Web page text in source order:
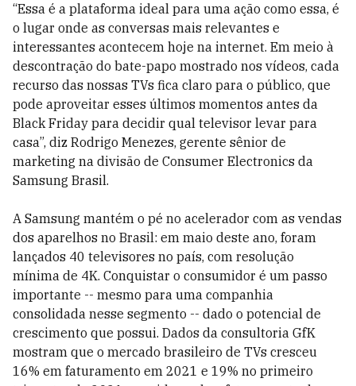
“Essa é a plataforma ideal para uma ação como essa, é
o lugar onde as conversas mais relevantes e
interessantes acontecem hoje na internet. Em meio à
descontração do bate-papo mostrado nos vídeos, cada
recurso das nossas TVs fica claro para o público, que
pode aproveitar esses últimos momentos antes da
Black Friday para decidir qual televisor levar para
casa”, diz Rodrigo Menezes, gerente sênior de
marketing na divisão de Consumer Electronics da
Samsung Brasil.
A Samsung mantém o pé no acelerador com as vendas
dos aparelhos no Brasil: em maio deste ano, foram
lançados 40 televisores no país, com resolução
mínima de 4K. Conquistar o consumidor é um passo
importante -- mesmo para uma companhia
consolidada nesse segmento -- dado o potencial de
crescimento que possui. Dados da consultoria GfK
mostram que o mercado brasileiro de TVs cresceu
16% em faturamento em 2021 e 19% no primeiro